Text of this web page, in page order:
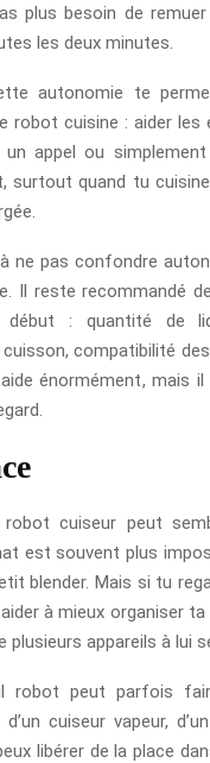
plus besoin de
les deux minutes.
autonomie te
robot cuisine : aider les
appel ou
surtout quand tu
ne pas confondre
Il reste recommandé
: quantité de
compatibilité
énormément, mais il
cuiseur peut
est souvent plus
blender. Mais si tu
à mieux organiser ta
plusieurs appareils à lui
robot peut parfois
d’un cuiseur vapeur,
libérer de la place